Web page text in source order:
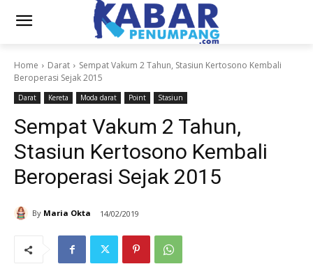
Home Darat
Sempat Vakum 2 Tahun, Stasiun Kertosono Kembali
Beroperasi Sejak 2015
Darat Kereta Moda darat Point Stasiun
Sempat Vakum 2 Tahun,
Stasiun Kertosono Kembali
Beroperasi Sejak 2015
By Maria Okta 14/02/2019